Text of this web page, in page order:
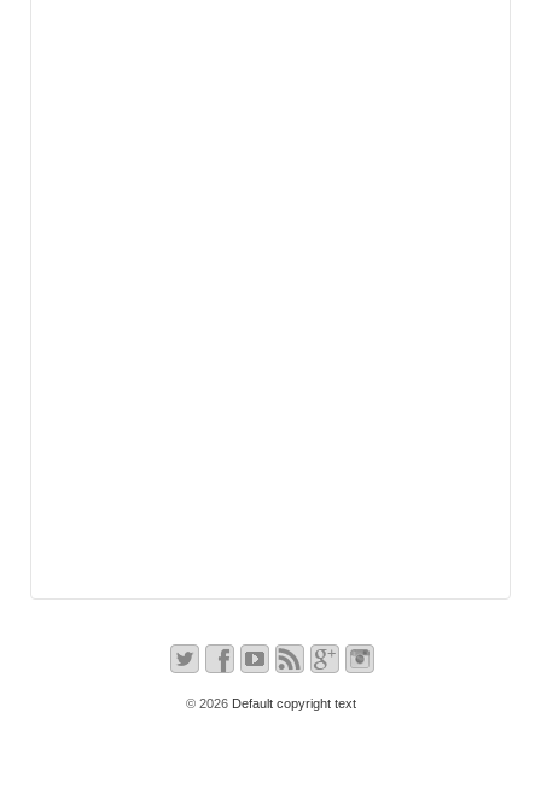
© 2026Default copyright text